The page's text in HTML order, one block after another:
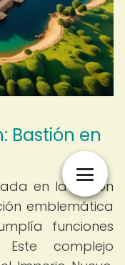
Bastión en
en la región
emblemática
funciones
complejo